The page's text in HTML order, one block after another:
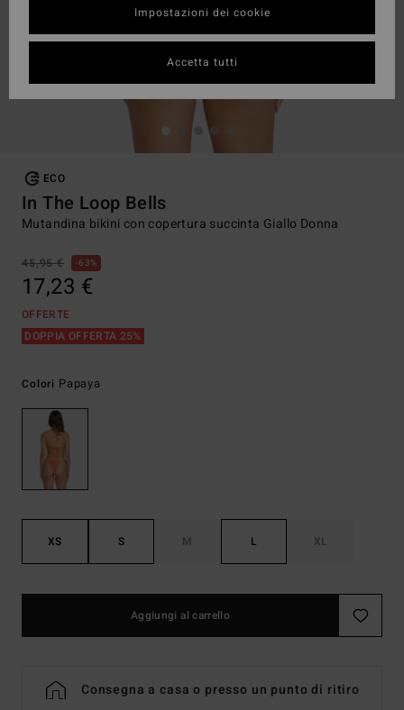
ECO
In The Loop Bells
Mutandina bikini con copertura succinta Giallo Donna
45,95 € 63%
17,23 €
OFFERTE
DOPPIA OFFERTA 25%
Colori Papaya
XS S M L XL
Aggiungi al carrello
Consegna a casa o presso un punto di ritiro
Impostazioni dei cookie
Accetta tutti